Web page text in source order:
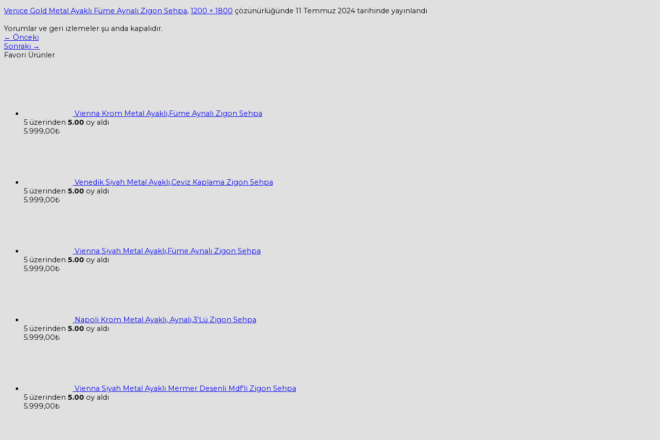
Venice Gold Metal Ayaklı Füme Aynalı Zigon Sehpa, 1200 × 1800 çözünürlüğünde 11 Temmuz 2024 tarihinde yayınlandı
Yorumlar ve geri izlemeler şu anda kapalıdır.
← Önceki
Sonraki →
Favori Ürünler
Vienna Krom Metal Ayaklı,Füme Aynalı Zigon Sehpa
5 üzerinden 5.00 oy aldı
5.999,00₺
Venedik Siyah Metal Ayaklı,Ceviz Kaplama Zigon Sehpa
5 üzerinden 5.00 oy aldı
5.999,00₺
Vienna Siyah Metal Ayaklı,Füme Aynalı Zigon Sehpa
5 üzerinden 5.00 oy aldı
5.999,00₺
Napoli Krom Metal Ayaklı, Aynalı,3'Lü Zigon Sehpa
5 üzerinden 5.00 oy aldı
5.999,00₺
Vienna Siyah Metal Ayaklı Mermer Desenli Mdf'li Zigon Sehpa
5 üzerinden 5.00 oy aldı
5.999,00₺